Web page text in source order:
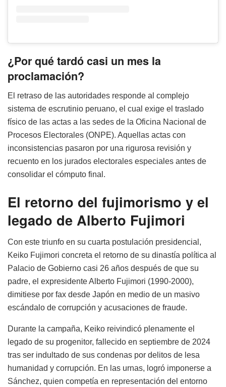
¿Por qué tardó casi un mes la
proclamación?
El retraso de las autoridades responde al complejo
sistema de escrutinio peruano, el cual exige el traslado
físico de las actas a las sedes de la Oficina Nacional de
Procesos Electorales (ONPE). Aquellas actas con
inconsistencias pasaron por una rigurosa revisión y
recuento en los jurados electorales especiales antes de
consolidar el cómputo final.
El retorno del fujimorismo y el
legado de Alberto Fujimori
Con este triunfo en su cuarta postulación presidencial,
Keiko Fujimori concreta el retorno de su dinastía política al
Palacio de Gobierno casi 26 años después de que su
padre, el expresidente Alberto Fujimori (1990-2000),
dimitiese por fax desde Japón en medio de un masivo
escándalo de corrupción y acusaciones de fraude.
Durante la campaña, Keiko reivindicó plenamente el
legado de su progenitor, fallecido en septiembre de 2024
tras ser indultado de sus condenas por delitos de lesa
humanidad y corrupción. En las urnas, logró imponerse a
Sánchez, quien competía en representación del entorno